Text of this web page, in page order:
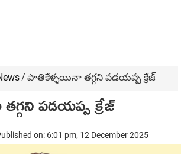
/ పాతికేళ్ళయినా తగ్గని పడయప్ప క్రేజ్
పడయప్ప క్రేజ్
on: 6:01 pm, 12 December 2025